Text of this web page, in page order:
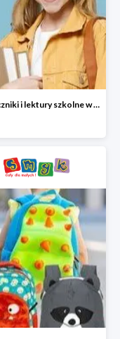
Podręczniki i lektury szkolne w Smyku do -45%